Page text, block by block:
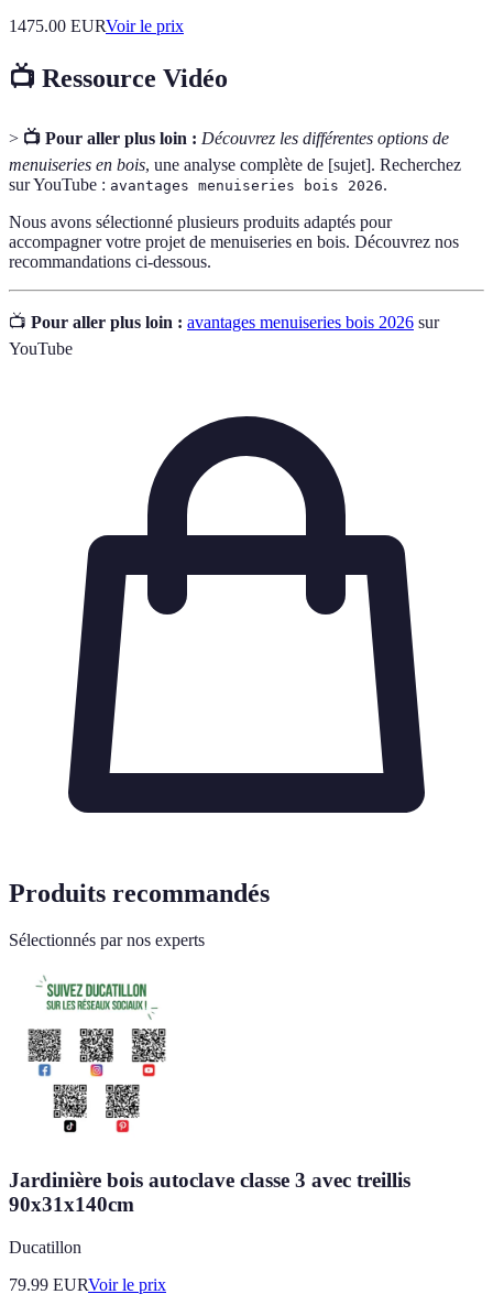
1475.00 EURVoir le prix
📺 Ressource Vidéo
> 📺 Pour aller plus loin : Découvrez les différentes options de
menuiseries en bois, une analyse complète de [sujet]. Recherchez
sur YouTube : avantages menuiseries bois 2026.
Nous avons sélectionné plusieurs produits adaptés pour
accompagner votre projet de menuiseries en bois. Découvrez nos
recommandations ci-dessous.
📺 Pour aller plus loin : avantages menuiseries bois 2026 sur
YouTube
Produits recommandés
Sélectionnés par nos experts
Jardinière bois autoclave classe 3 avec treillis
90x31x140cm
Ducatillon
79.99 EURVoir le prix